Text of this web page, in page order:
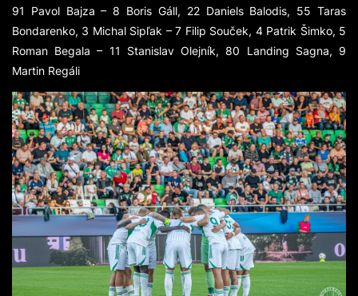
91 Pavol Bajza – 8 Boris Gáll, 22 Daniels Balodis, 55 Taras
Bondarenko, 3 Michal Sipľak – 7 Filip Souček, 4 Patrik Šimko, 5
Roman Begala – 11 Stanislav Olejník, 80 Landing Sagna, 9
Martin Regáli